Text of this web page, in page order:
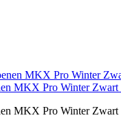
MKX Pro Winter
MKX Pro Winter